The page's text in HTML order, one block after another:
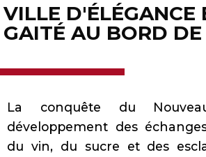
VILLE D'ÉLÉGANCE
GAITÉ AU BORD
La conquête du
développement des
du vin, du sucre et des